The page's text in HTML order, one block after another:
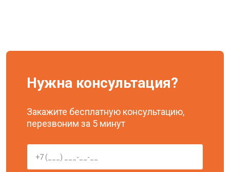
Нужна консультация?
Закажите бесплатную консультацию,
перезвоним за 5 минут